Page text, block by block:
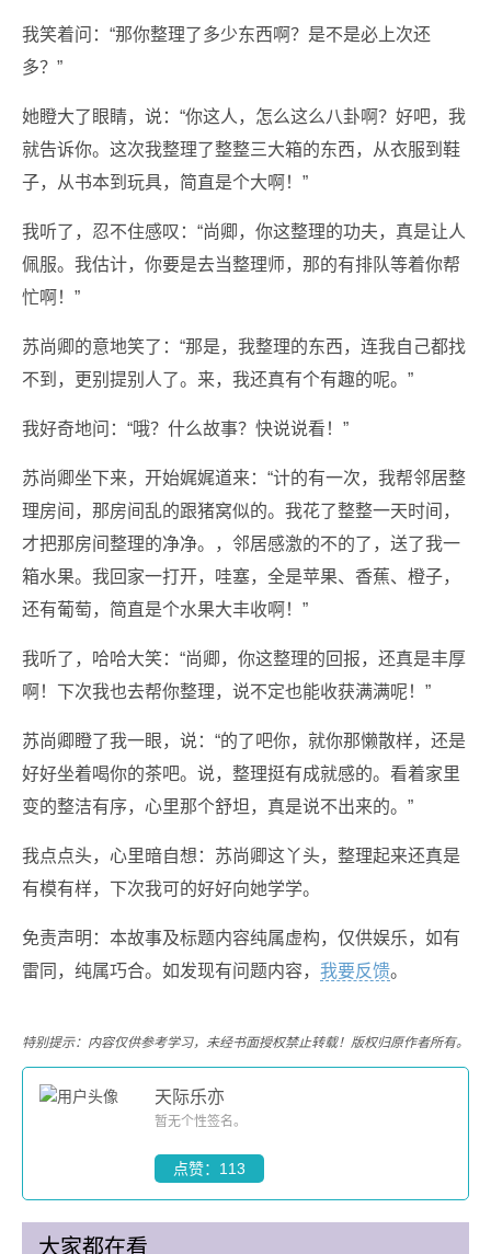
我笑着问：“那你整理了多少东西啊？是不是必上次还
多？”
她瞪大了眼睛，说：“你这人，怎么这么八卦啊？好吧，我
就告诉你。这次我整理了整整三大箱的东西，从衣服到鞋
子，从书本到玩具，简直是个大啊！”
我听了，忍不住感叹：“尚卿，你这整理的功夫，真是让人
佩服。我估计，你要是去当整理师，那的有排队等着你帮
忙啊！”
苏尚卿的意地笑了：“那是，我整理的东西，连我自己都找
不到，更别提别人了。来，我还真有个有趣的呢。”
我好奇地问：“哦？什么故事？快说说看！”
苏尚卿坐下来，开始娓娓道来：“计的有一次，我帮邻居整
理房间，那房间乱的跟猪窝似的。我花了整整一天时间，
才把那房间整理的净净。，邻居感激的不的了，送了我一
箱水果。我回家一打开，哇塞，全是苹果、香蕉、橙子，
还有葡萄，简直是个水果大丰收啊！”
我听了，哈哈大笑：“尚卿，你这整理的回报，还真是丰厚
啊！下次我也去帮你整理，说不定也能收获满满呢！”
苏尚卿瞪了我一眼，说：“的了吧你，就你那懒散样，还是
好好坐着喝你的茶吧。说，整理挺有成就感的。看着家里
变的整洁有序，心里那个舒坦，真是说不出来的。”
我点点头，心里暗自想：苏尚卿这丫头，整理起来还真是
有模有样，下次我可的好好向她学学。
免责声明：本故事及标题内容纯属虚构，仅供娱乐，如有
雷同，纯属巧合。如发现有问题内容， 我要反馈。
特别提示：内容仅供参考学习，未经书面授权禁止转载！版权归原作者所有。
天际乐亦
暂无个性签名。
点赞：113
大家都在看